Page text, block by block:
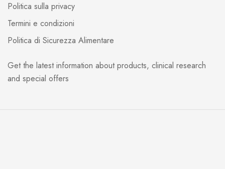
Politica sulla privacy
Termini e condizioni
Politica di Sicurezza Alimentare
Get the latest information about products, clinical research
and special offers